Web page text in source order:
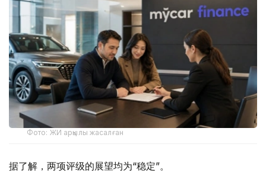
Фото: ЖИ арқылы жасалған
据了解，两项评级的展望均为“稳定”。